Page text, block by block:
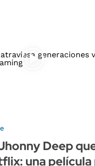
Deep
una película